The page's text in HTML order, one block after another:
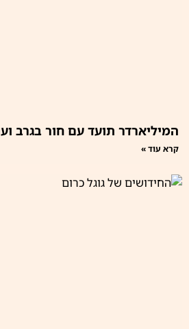
המיליארדר תועד עם חור בגרב
קרא עוד »